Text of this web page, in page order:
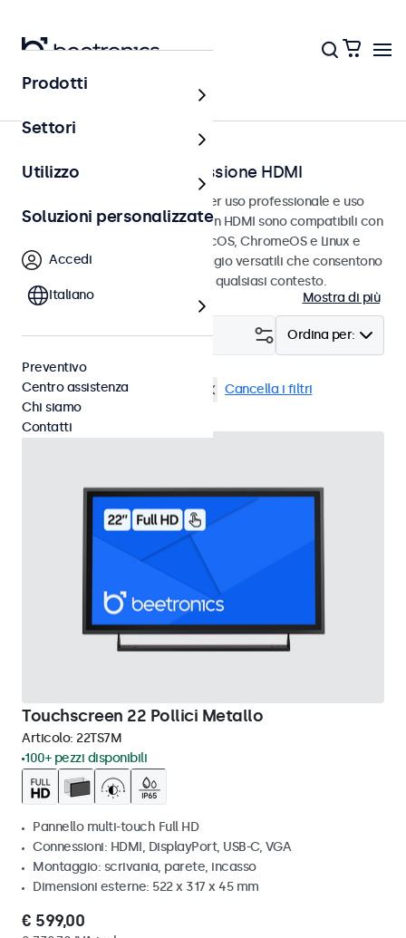
Home
Touchscreen con connessione HDMI
Touchscreen HDMI progettati per uso professionale e uso
continuativo. Questi touchscreen HDMI sono compatibili con
i sistemi operativi Windows, macOS, ChromeOS e Linux e
dispongono di opzioni di montaggio versatili che consentono
loro di integrarsi perfettamente qualsiasi contesto.
Mostra di più
Ordina per:
Filtro (2)
HDMI Touchscreen 22 pollici Cancella i filtri
Touchscreen 22 Pollici Metallo
Articolo: 22TS7M
100+ pezzi disponibili
Pannello multi-touch Full HD
Connessioni: HDMI, DisplayPort, USB-C, VGA
Montaggio: scrivania, parete, incasso
Dimensioni esterne: 522 x 317 x 45 mm
€ 599,00
Prodotti
Settori
Utilizzo
Soluzioni personalizzate
Accedi
Italiano
Preventivo
Centro assistenza
Chi siamo
Contatti